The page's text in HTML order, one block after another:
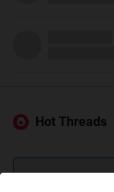
Hot Threads